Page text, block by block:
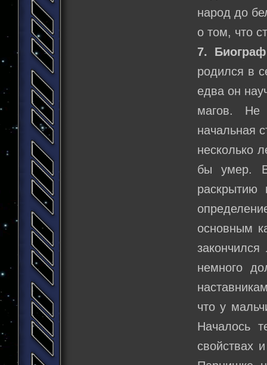
народ до
о том, что
7.
родился в
едва он
магов. Не
начальная
несколько
бы умер.
раскрытию
основным
немного
что у
Началось
свойствах